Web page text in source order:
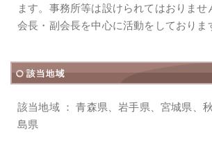
ます。事務所等は設けられてはおりませ
会長・副会長を中心に活動をしておりま
該当地域 ： 青森県、岩手県、宮城県、
島県